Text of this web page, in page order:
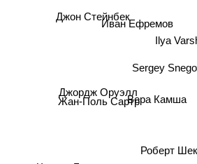
Вера Камша
Sergey Snegov
Иван Ефремов
Ilya
Жан-Поль Сартр
Джон Стейнбек
Джордж Оруэлл